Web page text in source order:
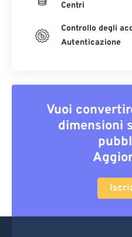
Centri
Controllo degli
Autenticazione
Vuoi
dimensioni